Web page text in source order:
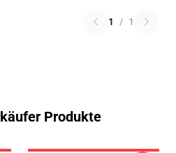
1 / 1
Produkte